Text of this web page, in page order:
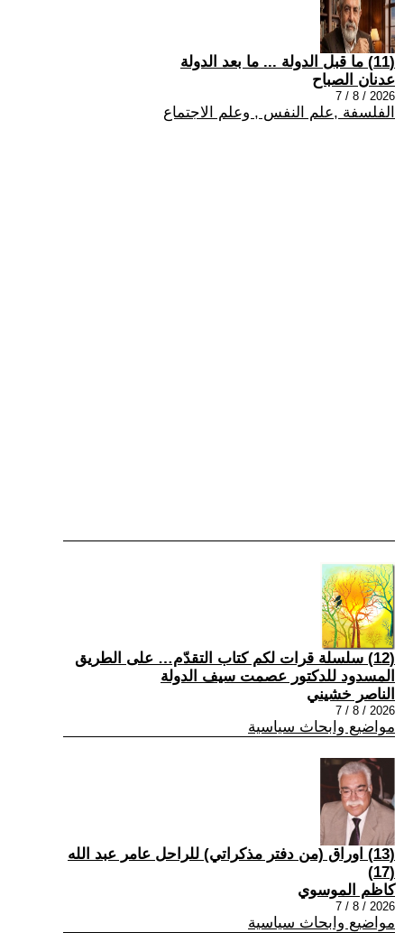
(11) ما قبل الدولة ... ما بعد الدولة
عدنان الصباح
2026 / 8 / 7
الفلسفة ,علم النفس , وعلم الاجتماع
(12) سلسلة قرات لكم كتاب التقدّم… على الطريق
المسدود للدكتور عصمت سيف الدولة
الناصر خشيني
2026 / 8 / 7
مواضيع وابحاث سياسية
(13) اوراق (من دفتر مذكراتي) للراحل عامر عبد الله
(17)
كاظم الموسوي
2026 / 8 / 7
مواضيع وابحاث سياسية